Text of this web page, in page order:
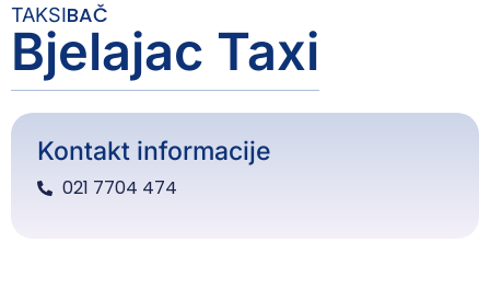
TAKSIBAČ
Bjelajac Taxi
Kontakt informacije
021 7704 474